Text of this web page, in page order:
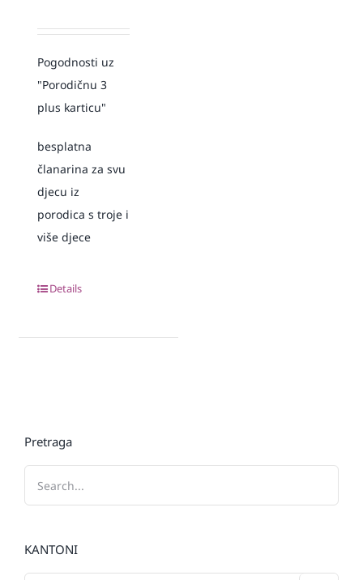
Pogodnosti uz
"Porodičnu 3
plus karticu"
besplatna
članarina za svu
djecu iz
porodica s troje i
više djece
Details
Pretraga
KANTONI